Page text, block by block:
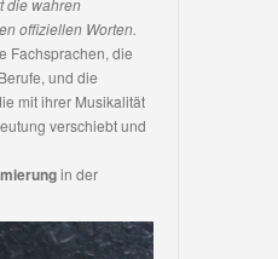
die wahren
offiziellen Worten.
Fachsprachen, die
und die
mit ihrer Musikalität
verschiebt und
in der